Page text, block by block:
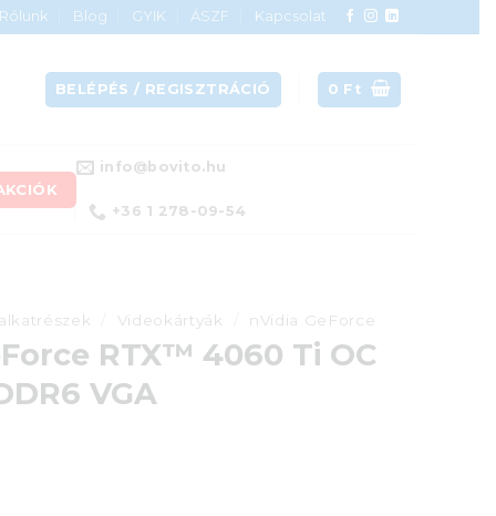
Rólunk Blog GYIK ÁSZF
Kapcsolat
BELÉPÉS / REGISZTRÁCIÓ 0 Ft
info@bovito.hu
+36 1 278-09-54
Videokártyák nVidia GeForce
RTX™ 4060 Ti OC
VGA